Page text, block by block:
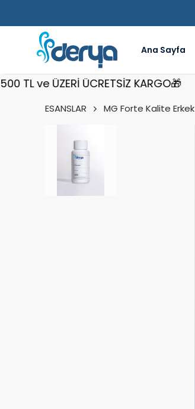
Ana Sayfa
ve ÜZERİ ÜCRETSİZ KARGO🎁
ESANSLAR MG Forte Kalite Erkek